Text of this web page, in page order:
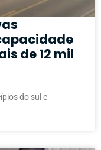
de 12 mil
do sul e